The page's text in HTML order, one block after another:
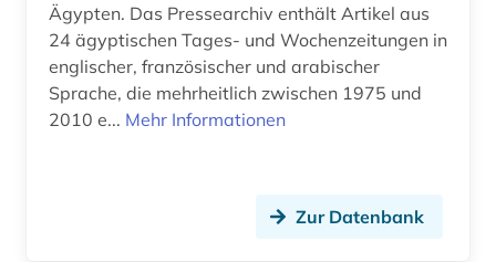
Ägypten. Das Pressearchiv enthält Artikel aus
24 ägyptischen Tages- und Wochenzeitungen in
englischer, französischer und arabischer
Sprache, die mehrheitlich zwischen 1975 und
2010 e... Mehr Informationen
Zur Datenbank